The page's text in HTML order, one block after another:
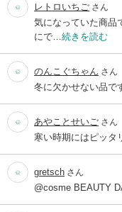
レトロいちご さん
気になっていた商品
にで… 続きを読む
のんこぐちゃん さん
冬に欠かせない品で
あやことせいご さん
寒い時期にはピッタ
gretsch さん
@cosme BEAUTY